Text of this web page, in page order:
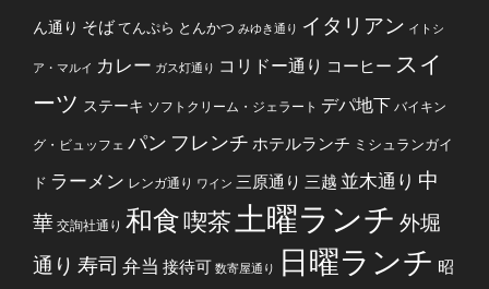
ん通り そばてんぷら とんかつ みゆき通り イタリアン イトシ
ア・マルイ カレー ガス灯通り コリドー通り コーヒー スイ
ーツ ステーキ ソフトクリーム・ジェラート デパ地下 バイキン
グ・ビュッフェ パン フレンチ ホテルランチ ミシュランガイ
ド ラーメン レンガ通り ワイン 三原通り 三越 並木通り 中
華 交詢社通り 和食喫茶 土曜ランチ 外堀
通り 寿司 弁当 接待可 数寄屋通り 日曜ランチ 昭